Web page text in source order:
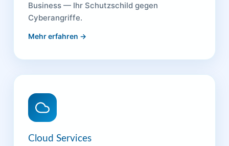
Business — Ihr Schutzschild gegen
Cyberangriffe.
Mehr erfahren →
Cloud Services